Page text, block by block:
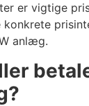
er vigtige
anlæg.